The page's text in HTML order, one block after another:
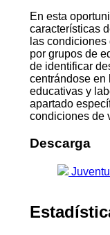
En esta
características
las
por grupos de
de identificar
centrándose en
educativas y
apartado
condiciones de
Descarga